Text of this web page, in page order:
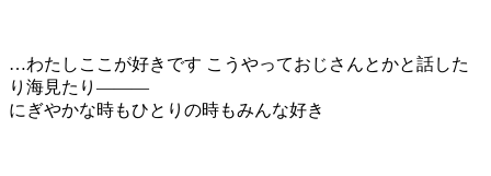
…わたしここが好きです こうやっておじさんとかと話した
り海見たり―――
にぎやかな時もひとりの時もみんな好き